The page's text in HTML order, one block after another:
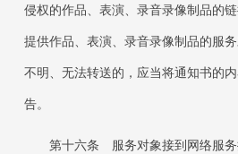
侵权的作品、表演、录音录像制品的
提供作品、表演、录音录像制品的服
不明、无法转送的，应当将通知书的
告。
第十六条 服务对象接到网络服务